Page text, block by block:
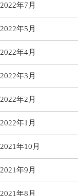
2022年7月
2022年5月
2022年4月
2022年3月
2022年2月
2022年1月
2021年10月
2021年9月
2021年8月